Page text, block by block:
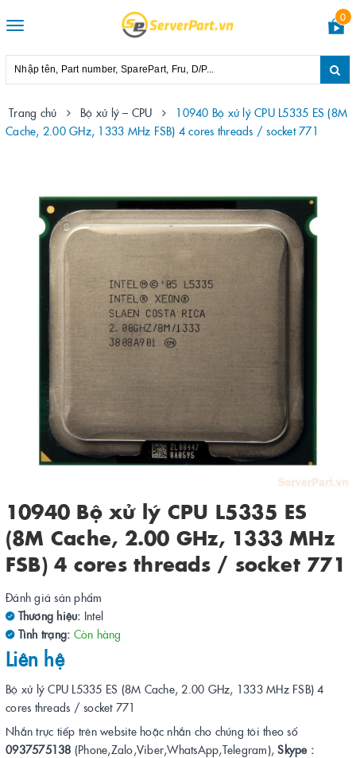
Toggle
0
Trang chủ Bộ xử lý – CPU
10940 Bộ xử lý CPU L5335 ES (8M
Cache, 2.00 GHz, 1333 MHz FSB) 4 cores threads / socket 771
10940 Bộ xử lý CPU L5335 ES
(8M Cache, 2.00 GHz, 1333 MHz
FSB) 4 cores threads / socket 771
Đánh giá sản phẩm
Thương hiệu: Intel
Tình trạng: Còn hàng
Liên hệ
Bộ xử lý CPU L5335 ES (8M Cache, 2.00 GHz, 1333 MHz FSB) 4
cores threads / socket 771
Nhắn trực tiếp trên website hoặc nhắn cho chúng tôi theo số
0937575138 (Phone,Zalo,Viber,WhatsApp,Telegram),Skype :